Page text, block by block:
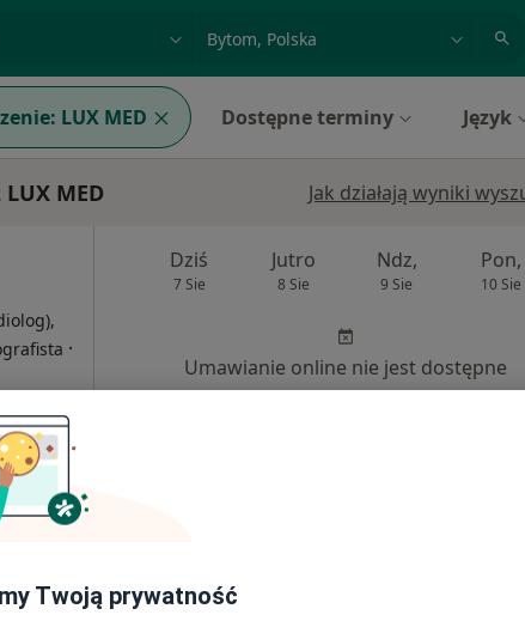
LUX MED Dostępne terminy Język
MED Jak działają wyniki
·
Dziś
7 Sie
Jutro
8 Sie
Ndz,
9 Sie
Pon,
10 Sie
Umawianie online nie jest dostępne
Twoją prywatność